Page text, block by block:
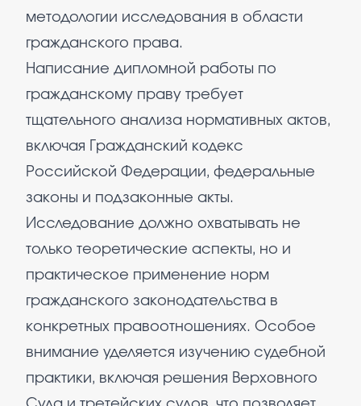
методологии исследования в области
гражданского права.
Написание дипломной работы по
гражданскому праву требует
тщательного анализа нормативных актов,
включая Гражданский кодекс
Российской Федерации, федеральные
законы и подзаконные акты.
Исследование должно охватывать не
только теоретические аспекты, но и
практическое применение норм
гражданского законодательства в
конкретных правоотношениях. Особое
внимание уделяется изучению судебной
практики, включая решения Верховного